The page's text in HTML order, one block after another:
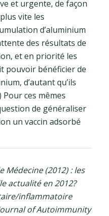
et urgente, de façon
vite les
d’aluminium
des résultats de
et en priorité les
pouvoir bénéficier de
d’autant qu’ils
Pour ces mêmes
de généraliser
un vaccin adsorbé
Médecine (2012) : les
actualité en 2012?
inflammatoire
of Autoimmunity